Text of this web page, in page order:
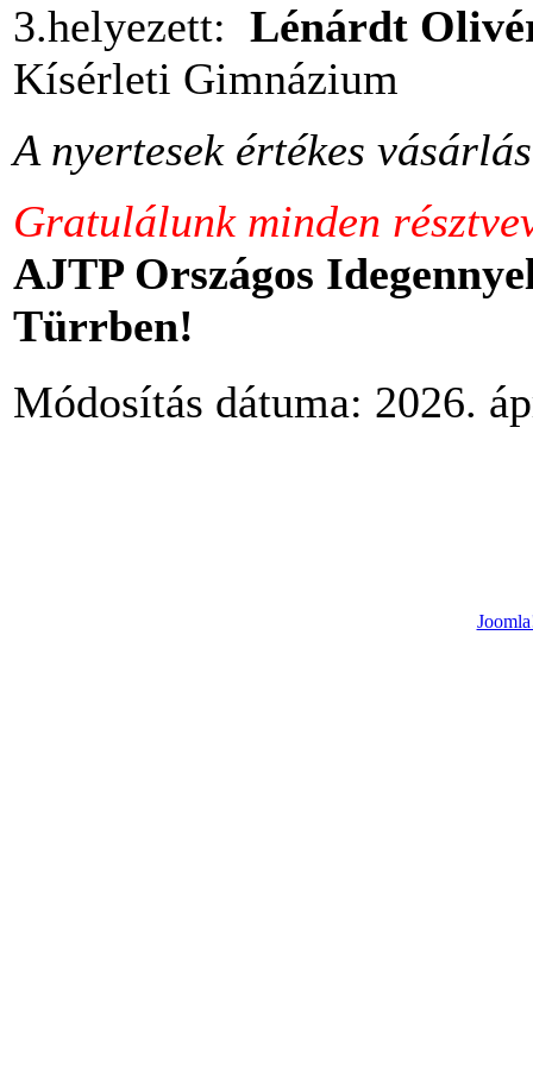
3.helyezett: Lénárdt
Kísérleti Gimnázium
A nyertesek értékes
Gratulálunk minden
AJTP Országos
Türrben!
Módosítás dátuma: 2026.